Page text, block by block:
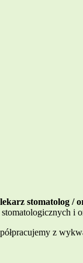
stomatolog /
i
z